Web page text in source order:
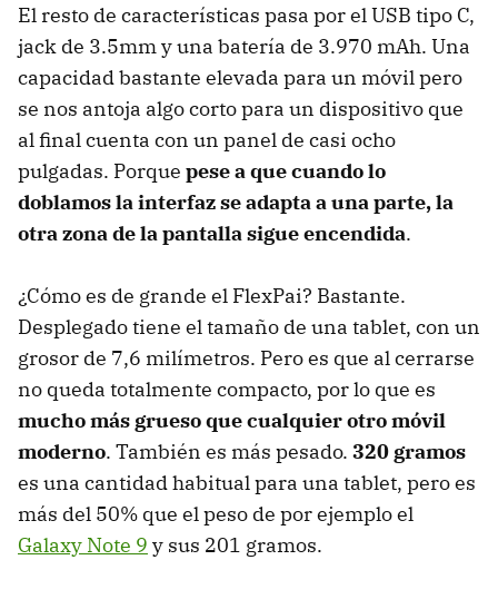
El resto de características pasa por el USB tipo C,
jack de 3.5mm y una batería de 3.970 mAh. Una
capacidad bastante elevada para un móvil pero
se nos antoja algo corto para un dispositivo que
al final cuenta con un panel de casi ocho
pulgadas. Porque pese a que cuando lo
doblamos la interfaz se adapta a una parte, la
otra zona de la pantalla sigue encendida.
¿Cómo es de grande el FlexPai? Bastante.
Desplegado tiene el tamaño de una tablet, con un
grosor de 7,6 milímetros. Pero es que al cerrarse
no queda totalmente compacto, por lo que es
mucho más grueso que cualquier otro móvil
moderno. También es más pesado. 320 gramos
es una cantidad habitual para una tablet, pero es
más del 50% que el peso de por ejemplo el
Galaxy Note 9 y sus 201 gramos.